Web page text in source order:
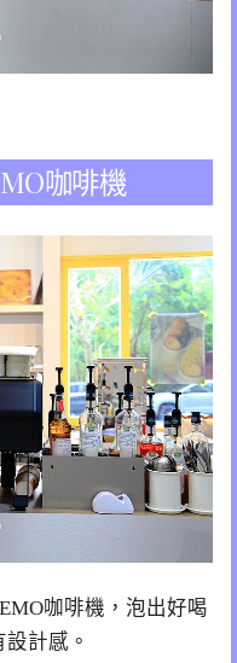
咖啡機
咖啡機，泡出好喝
計感。